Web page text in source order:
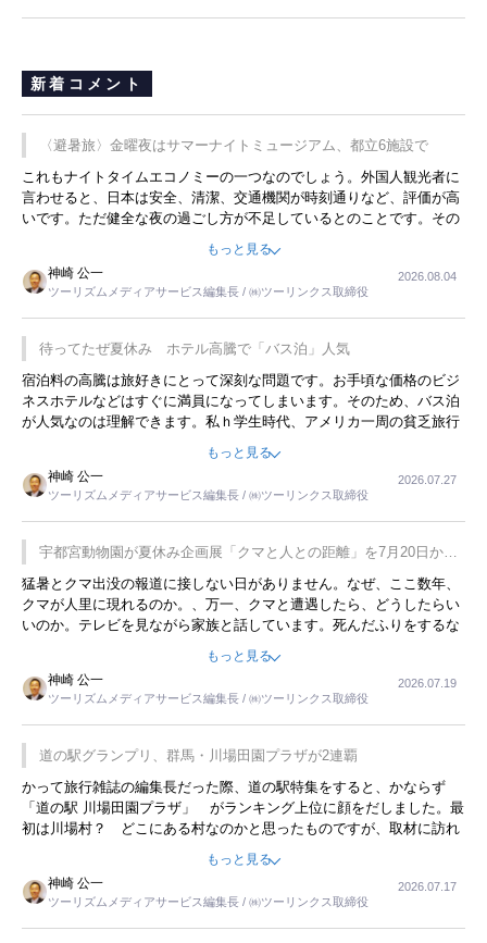
新着コメント
〈避暑旅〉金曜夜はサマーナイトミュージアム、都立6施設で
これもナイトタイムエコノミーの一つなのでしょう。外国人観光者に
言わせると、日本は安全、清潔、交通機関が時刻通りなど、評価が高
いです。ただ健全な夜の過ごし方が不足しているとのことです。その
ような意味で、金曜夜にこのようなイベントが行われれば、日本人に
限らず外国人にとっても楽しみが増えるでしょうね。
もっと見る
神崎 公一
ツーリズムメディアサービス編集長 / ㈱ツーリンクス取締役
2026.08.04
待ってたぜ夏休み ホテル高騰で「バス泊」人気
宿泊料の高騰は旅好きにとって深刻な問題です。お手頃な価格のビジ
ネスホテルなどはすぐに満員になってしまいます。そのため、バス泊
が人気なのは理解できます。私ｈ学生時代、アメリカ一周の貧乏旅行
をした時は、移動はグレイハウンドバスでした。夕方から夜の便を利
用してホテル代を浮かせていました。ただし、若いからできたことで
す。若い人が夜行バスで京都に行った、青森に行ったと聞くと、疲れ
が残らないのかなと思ってしまいます。
もっと見る
神崎 公一
ツーリズムメディアサービス編集長 / ㈱ツーリンクス取締役
2026.07.27
宇都宮動物園が夏休み企画展「クマと人との距離」を7月20日から
開催
猛暑とクマ出没の報道に接しない日がありません。なぜ、ここ数年、
クマが人里に現れるのか。、万一、クマと遭遇したら、どうしたらい
いのか。テレビを見ながら家族と話しています。死んだふりをするな
んてことは、冗談でもいえません。そんな中で、この企画展はタイム
もっと見る
神崎 公一
ツーリズムメディアサービス編集長 / ㈱ツーリンクス取締役
2026.07.19
道の駅グランプリ、群馬・川場田園プラザが2連覇
かって旅行雑誌の編集長だった際、道の駅特集をすると、かならず
「道の駅 川場田園プラザ」 がランキング上位に顔をだしました。最
初は川場村？ どこにある村なのかと思ったものですが、取材に訪れ
永井 彰一社長にインタビューしたら、興味深い話が次々が飛び出しま
した。プレゼンも巧みで、今でも思い出すことが２つあります。一つ
は、従業員に東京ディズニーランドを見学させ、サービス業、接客業
の何かを理解してもらっていることです。 もう一つは1800円もする
プレミアムヨーグルトを販売するにあたり、社内に懸念もあったそう
もっと見る
神崎 公一
ツーリズムメディアサービス編集長 / ㈱ツーリンクス取締役
2026.07.17